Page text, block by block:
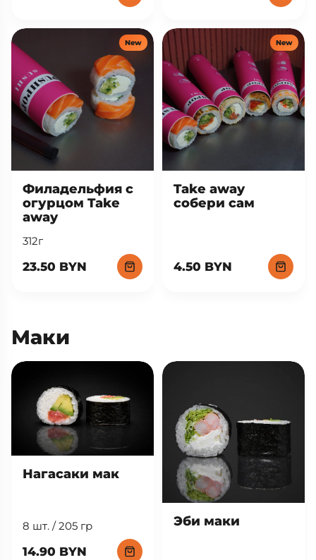
New
Филадельфия с
огурцом Take
away
312г
23.50 BYN
New
Take away
собери сам
4.50 BYN
Маки
Нагасаки мак
8 шт. / 205 гр
14.90 BYN
Эби маки